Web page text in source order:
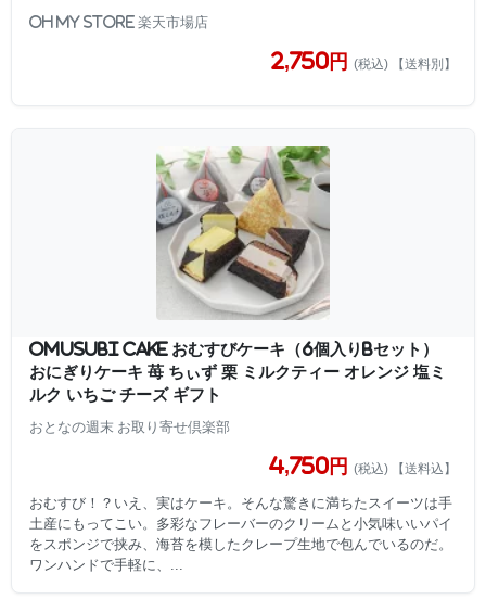
OH MY STORE 楽天市場店
2,750円 (税込) 【送料別】
OMUSUBI Cake おむすびケーキ（6個入りBセット）
おにぎりケーキ 苺 ちぃず 栗 ミルクティー オレンジ 塩ミ
ルク いちご チーズ ギフト
おとなの週末 お取り寄せ倶楽部
4,750円 (税込) 【送料込】
おむすび！？いえ、実はケーキ。そんな驚きに満ちたスイーツは手
土産にもってこい。多彩なフレーバーのクリームと小気味いいパイ
をスポンジで挟み、海苔を模したクレープ生地で包んでいるのだ。
ワンハンドで手軽に、...